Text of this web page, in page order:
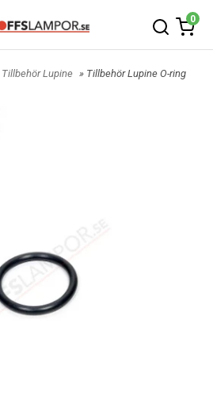
0
Tillbehör Lupine » Tillbehör Lupine O-ring